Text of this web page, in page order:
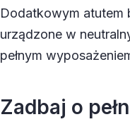
Dodatkowym atutem
urządzone w
pełnym
Zadbaj o